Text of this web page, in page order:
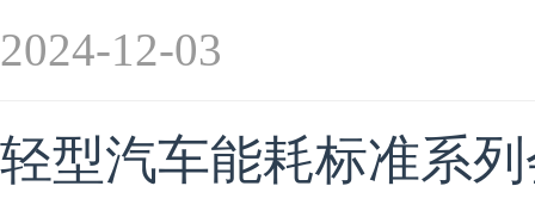
2024-12-03
轻型汽车能耗标准系